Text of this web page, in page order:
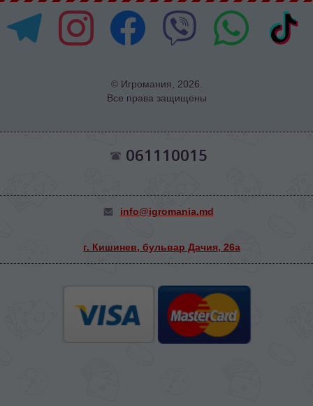
© Игромания, 2026.
Все права защищены
061110015
info@igromania.md
г. Кишинев, бульвар Дачия, 26а